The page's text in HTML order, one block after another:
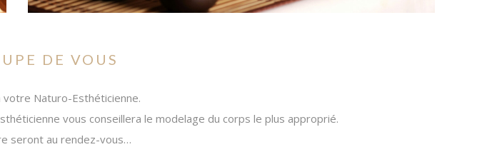
DE VOUS
Naturo-Esthéticienne.
vous conseillera le modelage du corps le plus approprié.
seront au rendez-vous…